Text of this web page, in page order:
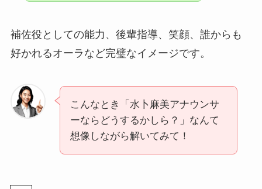
補佐役としての能力、後輩指導、笑顔、誰からも
好かれるオーラなど完璧なイメージです。
こんなとき「水卜麻美アナウンサ
ーならどうするかしら？」なんて
想像しながら解いてみて！